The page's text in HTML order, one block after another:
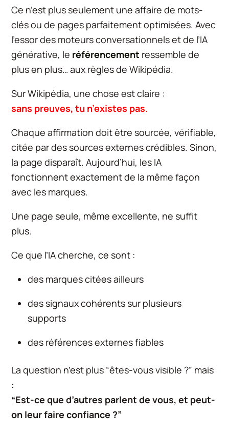
Ce n’est plus seulement une affaire de mots-
clés ou de pages parfaitement optimisées. Avec
l’essor des moteurs conversationnels et de l’IA
générative, le référencement ressemble de
plus en plus… aux règles de Wikipédia.
Sur Wikipédia, une chose est claire :
sans preuves, tu n’existes pas.
Chaque affirmation doit être sourcée, vérifiable,
citée par des sources externes crédibles. Sinon,
la page disparaît. Aujourd’hui, les IA
fonctionnent exactement de la même façon
avec les marques.
Une page seule, même excellente, ne suffit
plus.
Ce que l’IA cherche, ce sont :
des marques citées ailleurs
des signaux cohérents sur plusieurs
supports
des références externes fiables
La question n’est plus “êtes-vous visible ?” mais
:
“Est-ce que d’autres parlent de vous, et peut-
on leur faire confiance ?”